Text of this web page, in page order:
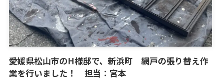
愛媛県松山市のH様邸で、新浜町 網戸の張り替え作
業を行いました！ 担当：宮本